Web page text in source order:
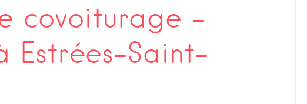
covoiturage –
Estrées-Saint-